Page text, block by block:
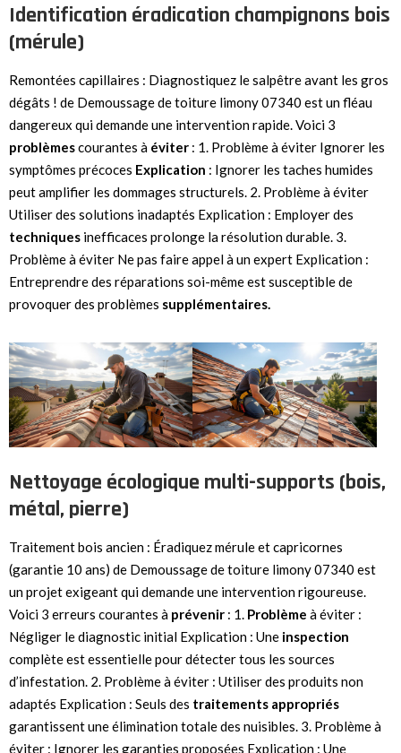
Identification éradication champignons bois
(mérule)
Remontées capillaires : Diagnostiquez le salpêtre avant les gros
dégâts ! de Demoussage de toiture limony 07340 est un fléau
dangereux qui demande une intervention rapide. Voici 3
problèmescourantes à éviter : 1. Problème à éviter Ignorer les
symptômes précoces Explication : Ignorer les taches humides
peut amplifier les dommages structurels. 2. Problème à éviter
Utiliser des solutions inadaptés Explication : Employer des
techniques inefficaces prolonge la résolution durable. 3.
Problème à éviter Ne pas faire appel à un expert Explication :
Entreprendre des réparations soi-même est susceptible de
provoquer des problèmes supplémentaires.
Nettoyage écologique multi-supports (bois,
métal, pierre)
Traitement bois ancien : Éradiquez mérule et capricornes
(garantie 10 ans) de Demoussage de toiture limony 07340 est
un projet exigeant qui demande une intervention rigoureuse.
Voici 3 erreurs courantes à prévenir : 1. Problème à éviter :
Négliger le diagnostic initial Explication : Une inspection
complète est essentielle pour détecter tous les sources
d’infestation. 2. Problème à éviter : Utiliser des produits non
adaptés Explication : Seuls des traitements appropriés
garantissent une élimination totale des nuisibles. 3. Problème à
éviter : Ignorer les garanties proposées Explication : Une